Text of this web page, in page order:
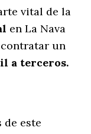
vital de la
en La Nava
un
a terceros.
de este